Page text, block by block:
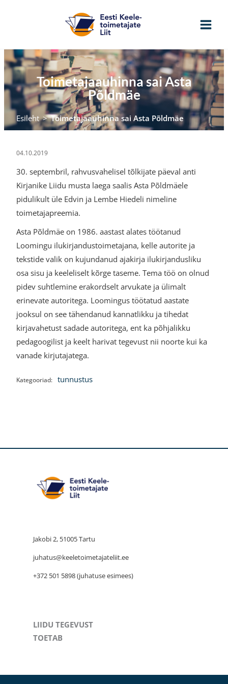
Toimetajaauhinna sai Asta
Põldmäe
Esileht>Toimetajaauhinna sai Asta Põldmäe
04.10.2019
30. septembril, rahvusvahelisel tõlkijate päeval anti
Kirjanike Liidu musta laega saalis Asta Põldmäele
pidulikult üle Edvin ja Lembe Hiedeli nimeline
toimetajapreemia.
Asta Põldmäe on 1986. aastast alates töötanud
Loomingu ilukirjandustoimetajana, kelle autorite ja
tekstide valik on kujundanud ajakirja ilukirjandusliku
osa sisu ja keeleliselt kõrge taseme. Tema töö on olnud
pidev suhtlemine erakordselt arvukate ja ülimalt
erinevate autoritega. Loomingus töötatud aastate
jooksul on see tähendanud kannatlikku ja tihedat
kirjavahetust sadade autoritega, ent ka põhjalikku
pedagoogilist ja keelt harivat tegevust nii noorte kui ka
vanade kirjutajatega.
Kategooriad: tunnustus
Jakobi 2, 51005 Tartu
juhatus@keeletoimetajateliit.ee
+372 501 5898 (juhatuse esimees)
LIIDU TEGEVUST
TOETAB